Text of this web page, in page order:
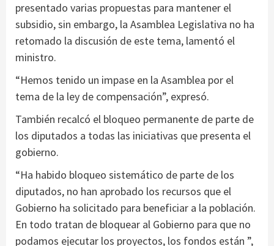
presentado varias propuestas para mantener el
subsidio, sin embargo, la Asamblea Legislativa no ha
retomado la discusión de este tema, lamentó el
ministro.
“Hemos tenido un impase en la Asamblea por el
tema de la ley de compensación”, expresó.
También recalcó el bloqueo permanente de parte de
los diputados a todas las iniciativas que presenta el
gobierno.
“Ha habido bloqueo sistemático de parte de los
diputados, no han aprobado los recursos que el
Gobierno ha solicitado para beneficiar a la población.
En todo tratan de bloquear al Gobierno para que no
podamos ejecutar los proyectos, los fondos están ”,